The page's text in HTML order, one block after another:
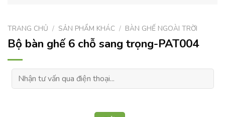
TRANG CHỦ / SẢN PHẨM KHÁC / BÀN GHẾ NGOÀI TRỜI
Bộ bàn ghế 6 chỗ sang trọng-PAT004